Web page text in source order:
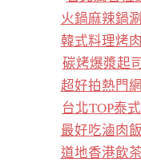
火鍋麻辣鍋
韓式料理烤
碳烤爆漿起
超好拍熱門
台北TOP泰
最好吃滷肉
道地香港飲